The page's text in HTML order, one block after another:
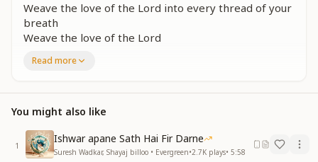
Weave the love of the Lord into every thread of your
breath
Weave the love of the Lord
breath
virtue
By performing auspicious deeds and sowing seeds of
virtue
Plant the seeds in your life
Weave the love of the Lord into every thread of your
Read more
You might also like
1
Ishwar apane Sath Hai Fir Darne
Suresh Wadkar, Shayaj billoo • Evergreen•2.7K plays• 5:58